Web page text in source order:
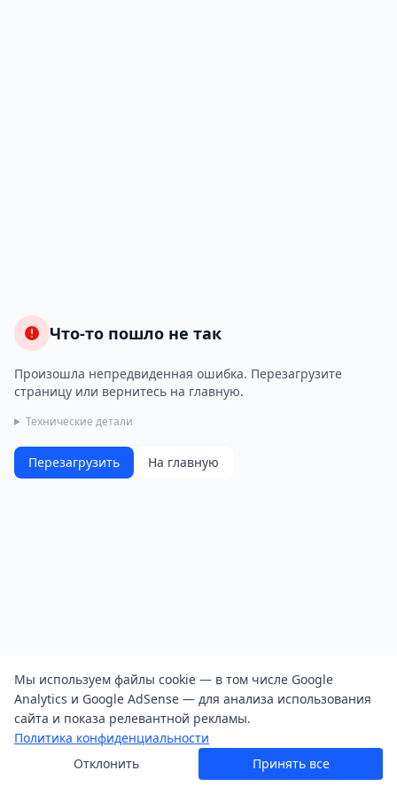
Что-то пошло не так
Произошла непредвиденная ошибка. Перезагрузите
страницу или вернитесь на главную.
Технические детали
Перезагрузить На главную
Мы используем файлы cookie — в том числе Google
Analytics и Google AdSense — для анализа использования
сайта и показа релевантной рекламы.
Политика конфиденциальности
Отклонить
Принять все